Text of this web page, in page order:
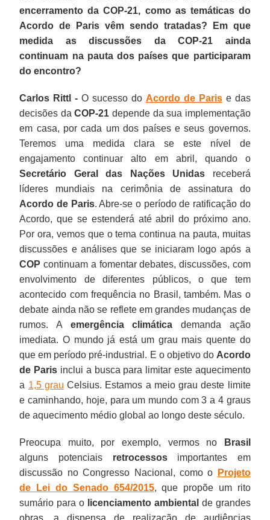
encerramento da COP-21, como as temáticas do
Acordo de Paris vêm sendo tratadas? Em que
medida as discussões da COP-21 ainda
continuam na pauta dos países que participaram
do encontro?
Carlos Rittl - O sucesso do Acordo de Parise das
decisões daCOP-21 depende da sua implementação
em casa, por cada um dos países e seus governos.
Teremos uma medida clara se este nível de
engajamento continuar alto em abril, quando o
Secretário Geral das Nações Unidas receberá
líderes mundiais na cerimônia de assinatura do
Acordo de Paris. Abre-se o período de ratificação do
Acordo, que se estenderá até abril do próximo ano.
Por ora, vemos que o tema continua na pauta, muitas
discussões e análises que se iniciaram logo após a
COP continuam a fomentar debates, discussões, com
envolvimento de diferentes públicos, o que tem
acontecido com frequência no Brasil, também. Mas o
debate ainda não se reflete em grandes mudanças de
rumos. A emergência climática demanda ação
imediata. O mundo já está um grau mais quente do
que em período pré-industrial. E o objetivo do Acordo
de Paris inclui a busca para limitar este aquecimento
a 1,5 grau Celsius. Estamos a meio grau deste limite
e caminhando, hoje, para um mundo com 3 a 4 graus
de aquecimento médio global ao longo deste século.
Preocupa muito, por exemplo, vermos no
Brasil
alguns potenciais retrocessosimportantes em
discussão no Congresso Nacional, como o
Projeto
de Lei do Senado 654/2015, que propõe um rito
sumário para o licenciamento ambiental de grandes
obras, a dispensa de realização de audiências